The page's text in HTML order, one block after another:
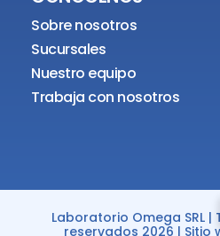
Sobre nosotros
Sucursales
Nuestro equipo
Trabaja con nosotros
Laboratorio Omega SRL
reservados 2026 | Sitio